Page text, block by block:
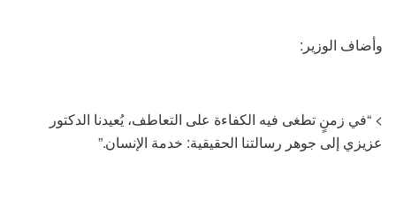
وأضاف الوزير:
> “في زمنٍ تطغى فيه الكفاءة على التعاطف، يُعيدنا الدكتور
عزيزي إلى جوهر رسالتنا الحقيقية: خدمة الإنسان.”